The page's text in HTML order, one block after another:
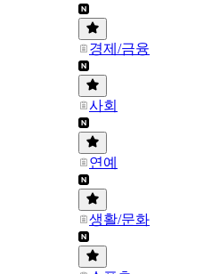
경제/금융
사회
연예
생활/문화